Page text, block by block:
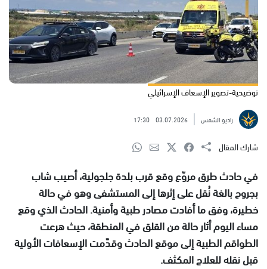
توضيحية-تصوير الإسعاف الإسرائيلي
راديو الشمس 03.07.2026
17:30
شارك المقال
في حادث طرق مروّع وقع قرب بلدة جلجولية، أصيب شاب
بجروح بالغة نُقل على إثرها إلى المستشفى وهو في حالة
خطيرة، وفق ما أفادت مصادر طبية وأمنية. الحادث الذي وقع
مساء اليوم أثار حالة من القلق في المنطقة، حيث هرعت
الطواقم الطبية إلى موقع الحادث وقدّمت الإسعافات الأولية
قبل نقله للعلاج المكثف.